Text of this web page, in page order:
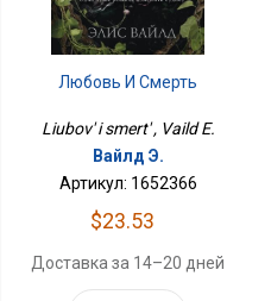
Любовь И Смерть
Liubov' i smert' , Vaild E.
Вайлд Э.
Артикул: 1652366
$23.53
Доставка за 14–20 дней